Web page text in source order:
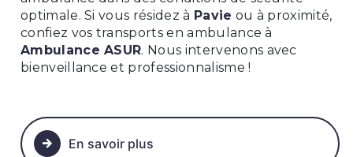
optimale. Si vous résidez à Pavie ou à proximité,
confiez vos transports en ambulance à
Ambulance ASUR. Nous intervenons avec
bienveillance et professionnalisme !
En savoir plus